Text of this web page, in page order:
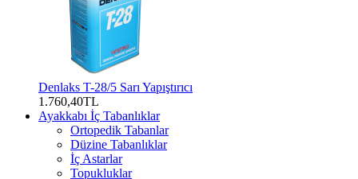
Denlaks T-28/5 Sarı Yapıştırıcı
1.760,40TL
Ayakkabı İç Tabanlıklar
Ortopedik Tabanlar
Düzine Tabanlıklar
İç Astarlar
Topukluklar